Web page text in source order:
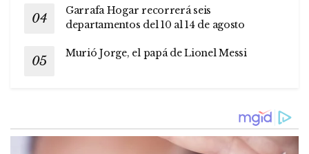
Garrafa Hogar recorrerá seis
departamentos del 10 al 14 de agosto
Murió Jorge, el papá de Lionel Messi